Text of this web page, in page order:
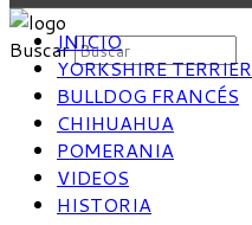
BuscarINICIO
YORKSHIRE TERRIER
BULLDOG FRANCÉS
CHIHUAHUA
POMERANIA
VIDEOS
HISTORIA